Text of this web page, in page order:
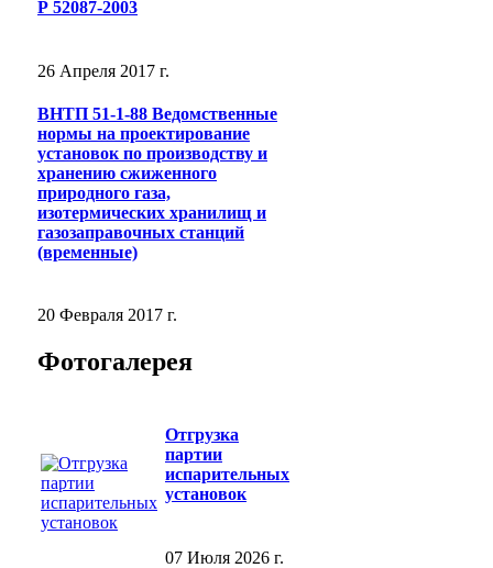
Р 52087-2003
26 Апреля 2017 г.
ВНТП 51-1-88 Ведомственные
нормы на проектирование
установок по производству и
хранению сжиженного
природного газа,
изотермических хранилищ и
газозаправочных станций
(временные)
20 Февраля 2017 г.
Фотогалерея
Отгрузка
партии
испарительных
установок
07 Июля 2026 г.